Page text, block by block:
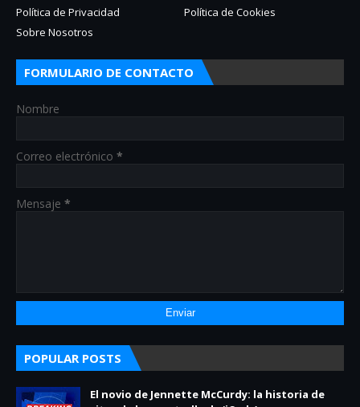
Política de Privacidad
Política de Cookies
Sobre Nosotros
FORMULARIO DE CONTACTO
Nombre
Correo electrónico *
Mensaje *
POPULAR POSTS
El novio de Jennette McCurdy: la historia de